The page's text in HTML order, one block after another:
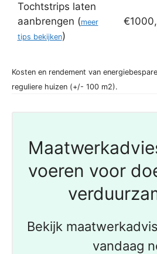
Tochtstrips laten
aanbrengen (meer
tips bekijken)
Kosten en rendement van
reguliere huizen (+/- 100 m2).
voeren voor
Bekijk
vandaag